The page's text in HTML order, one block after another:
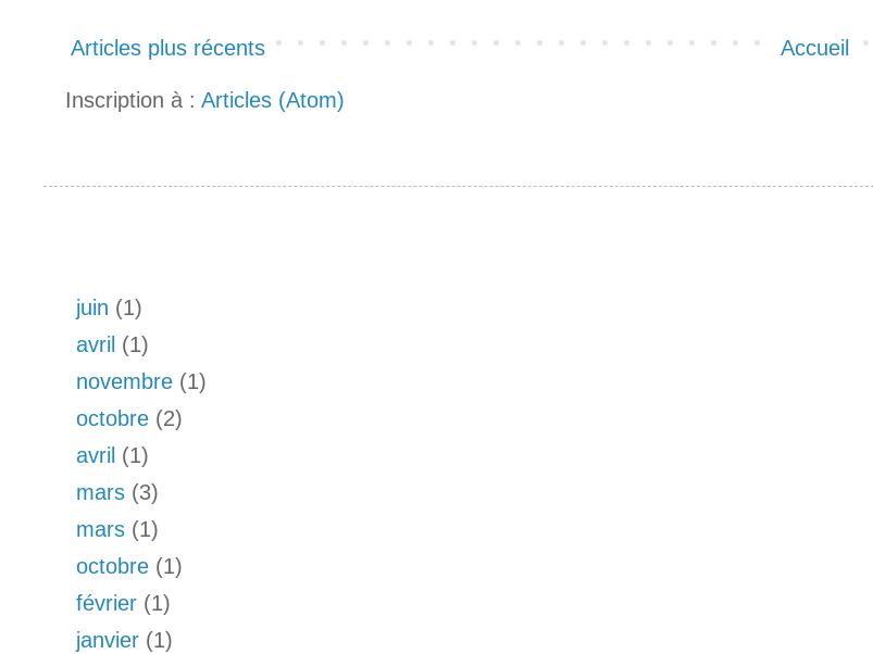
Articles plus récents Accueil
Inscription à : Articles (Atom)
juin (1)
avril (1)
novembre (1)
octobre (2)
avril (1)
mars (3)
mars (1)
octobre (1)
février (1)
janvier (1)